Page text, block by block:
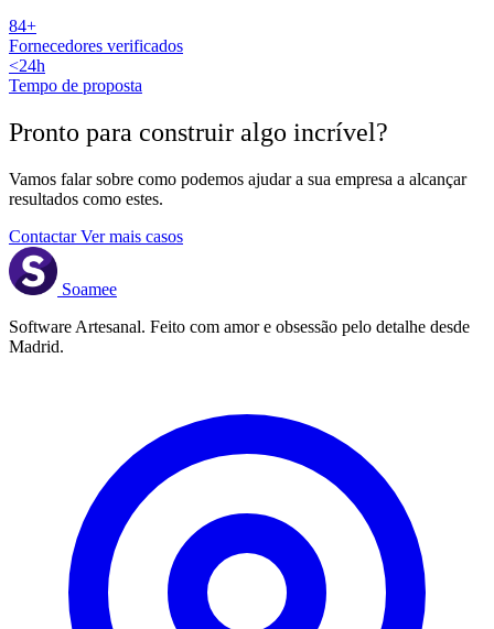
84+
Fornecedores verificados
<24h
Tempo de proposta
Pronto para construir algo incrível?
Vamos falar sobre como podemos ajudar a sua empresa a alcançar
resultados como estes.
ContactarVer mais casos
Soamee
Software Artesanal. Feito com amor e obsessão pelo detalhe desde
Madrid.